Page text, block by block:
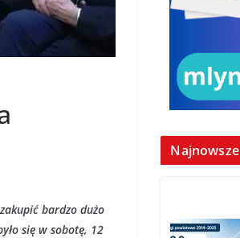
bardzo dużo
się w sobotę, 12
Najnowsze